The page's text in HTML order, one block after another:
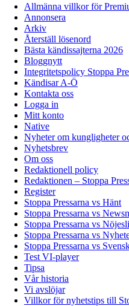
Allmänna villkor för
Annonsera
Arkiv
Återställ lösenord
Bästa kändissajterna 2026
Bloggnytt
Integritetspolicy Stoppa
Kändisar A-Ö
Kontakta oss
Logga in
Mitt konto
Native
Nyheter om kungligheter
Nyhetsbrev
Om oss
Redaktionell policy
Redaktionen – Stoppa
Register
Stoppa Pressarna vs Hänt
Stoppa Pressarna vs
Stoppa Pressarna vs
Stoppa Pressarna vs
Stoppa Pressarna vs
Test VI-player
Tipsa
Vår historia
Vi avslöjar
Villkor för nyhetstips till